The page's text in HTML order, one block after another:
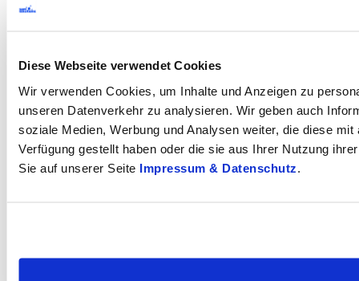
Diese Webseite verwendet Cookies
Wir verwenden Cookies, um Inhalte und Anzeigen zu
unseren Datenverkehr zu analysieren. Wir geben auch
soziale Medien, Werbung und Analysen weiter, die diese
Verfügung gestellt haben oder die sie aus Ihrer Nutzung
Sie auf unserer Seite Impressum & Datenschutz